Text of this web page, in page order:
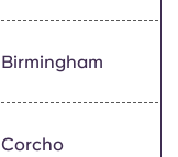
Birmingham
Corcho